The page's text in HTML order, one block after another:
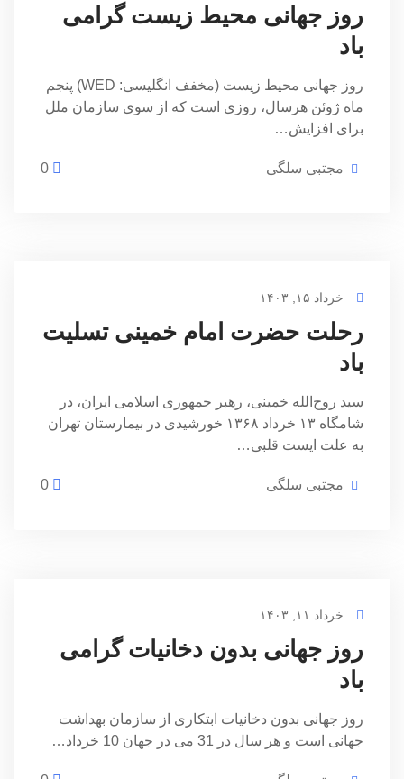
روز جهانی محیط زیست گرامی
باد
روز جهانی محیط زیست (مخفف انگلیسی: WED) پنجم
ماه ژوئن هرسال، روزی است که از سوی سازمان ملل
برای افزایش…
مجتبی سلگی
خرداد ۱۵, ۱۴۰۳
رحلت حضرت امام خمینی تسلیت
باد
سید روح‌الله خمینی، رهبر جمهوری اسلامی ایران، در
شامگاه ۱۳ خرداد ۱۳۶۸ خورشیدی در بیمارستان تهران
به علت ایست قلبی…
مجتبی سلگی
خرداد ۱۱, ۱۴۰۳
روز جهانی بدون دخانیات گرامی
باد
روز جهانی بدون دخانیات ابتکاری از سازمان بهداشت
جهانی است و هر سال در 31 می در جهان 10 خرداد…